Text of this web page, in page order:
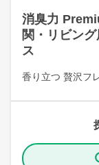
消臭力
関・リビン
ス
香り立つ 贅沢フ